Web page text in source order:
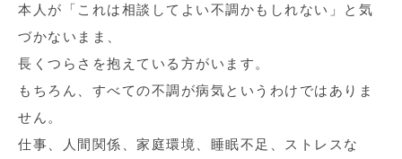
本人が「これは相談してよい不調かもしれない」と気
づかないまま、
長くつらさを抱えている方がいます。
もちろん、すべての不調が病気というわけではありま
せん。
仕事、人間関係、家庭環境、睡眠不足、ストレスな